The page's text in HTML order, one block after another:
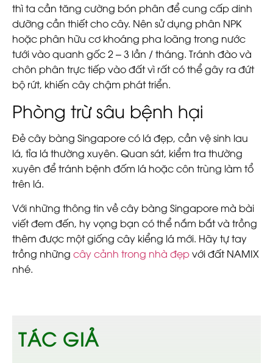
thì ta cần tăng cường bón phân để cung cấp dinh
dưỡng cần thiết cho cây. Nên sử dụng phân NPK
hoặc phân hữu cơ khoáng pha loãng trong nước
tưới vào quanh gốc 2 – 3 lần / tháng. Tránh đào và
chôn phân trực tiếp vào đất vì rất có thể gây ra đứt
bộ rứt, khiến cây chậm phát triển.
Phòng trừ sâu bệnh hại
Đẻ cây bàng Singapore có lá đẹp, cần vệ sinh lau
lá, tỉa lá thường xuyên. Quan sát, kiểm tra thường
xuyên để tránh bệnh đốm lá hoặc côn trùng làm tổ
trên lá.
Với những thông tin về cây bàng Singapore mà bài
viết đem đến, hy vọng bạn có thể nắm bắt và trồng
thêm được một giống cây kiểng lá mới. Hãy tự tay
trồng những cây cảnh trong nhà đẹpvới đất NAMIX
nhé.
TÁC GIẢ